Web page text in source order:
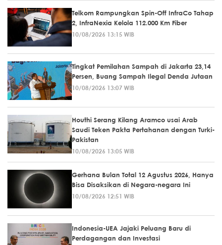
Telkom Rampungkan Spin-Off InfraCo Tahap
2, InfraNexia Kelola 112.000 Km Fiber
10/08/2026 13:15 WIB
Tingkat Pemilahan Sampah di Jakarta 23,14
Persen, Buang Sampah Ilegal Denda Jutaan
10/08/2026 13:07 WIB
Houthi Serang Kilang Aramco usai Arab
Saudi Teken Pakta Pertahanan dengan Turki-
Pakistan
10/08/2026 13:05 WIB
Gerhana Bulan Total 12 Agustus 2026, Hanya
Bisa Disaksikan di Negara-negara Ini
10/08/2026 12:51 WIB
Indonesia-UEA Jajaki Peluang Baru di
Perdagangan dan Investasi